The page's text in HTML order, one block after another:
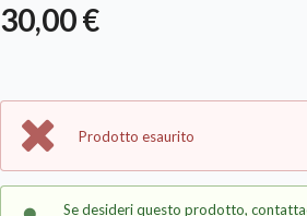
30,00 €
Prodotto esaurito
Se desideri questo prodotto,